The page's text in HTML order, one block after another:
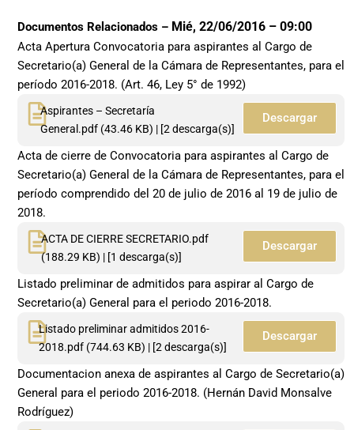
Documentos Relacionados – Mié, 22/06/2016 – 09:00
Acta Apertura Convocatoria para aspirantes al Cargo de
Secretario(a) General de la Cámara de Representantes, para el
período 2016-2018. (Art. 46, Ley 5° de 1992)
Aspirantes – Secretaría
General.pdf (43.46 KB) | [2 descarga(s)]
Descargar
Acta de cierre de Convocatoria para aspirantes al Cargo de
Secretario(a) General de la Cámara de Representantes, para el
período comprendido del 20 de julio de 2016 al 19 de julio de
2018.
ACTA DE CIERRE SECRETARIO.pdf
(188.29 KB) | [1 descarga(s)]
Descargar
Listado preliminar de admitidos para aspirar al Cargo de
Secretario(a) General para el periodo 2016-2018.
Listado preliminar admitidos 2016-
2018.pdf (744.63 KB) | [2 descarga(s)]
Descargar
Documentacion anexa de aspirantes al Cargo de Secretario(a)
General para el periodo 2016-2018. (Hernán David Monsalve
Rodríguez)